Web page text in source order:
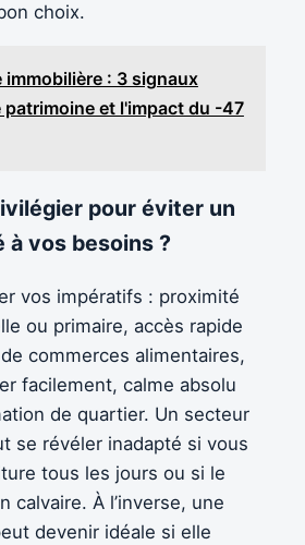
choix.
immobilière : 3 signaux
et l'impact du -47
pour éviter un
vos besoins ?
vos impératifs : proximité
ou primaire, accès rapide
commerces alimentaires,
facilement, calme absolu
de quartier. Un secteur
se révéler inadapté si vous
tous les jours ou si le
calvaire. À l’inverse, une
devenir idéale si elle